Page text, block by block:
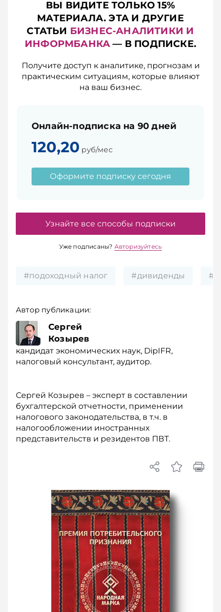
ВЫ ВИДИТЕ ТОЛЬКО 15%
МАТЕРИАЛА. ЭТА И ДРУГИЕ
СТАТЬИ БИЗНЕС-АНАЛИТИКИ И
ИНФОРМБАНКА — В ПОДПИСКЕ.
Получите доступ к аналитике, прогнозам и
практическим ситуациям, которые влияют
на ваш бизнес.
Онлайн-подписка на 90 дней
120,20 руб/мес
Оформите подписку сегодня
Узнайте все способы подписки
Уже подписаны? Авторизуйтесь
#подоходный налог #дивиденды
Автор публикации:
Сергей
Козырев
кандидат экономических наук, DipIFR,
налоговый консультант, аудитор.
Сергей Козырев – эксперт в составлении
бухгалтерской отчетности, применении
налогового законодательства, в т.ч. в
налогообложении иностранных
представительств и резидентов ПВТ.